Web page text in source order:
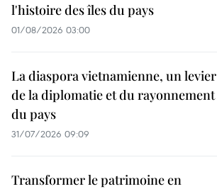
l'histoire des îles du pays
01/08/2026 03:00
La diaspora vietnamienne, un levier
de la diplomatie et du rayonnement
du pays
31/07/2026 09:09
Transformer le patrimoine en